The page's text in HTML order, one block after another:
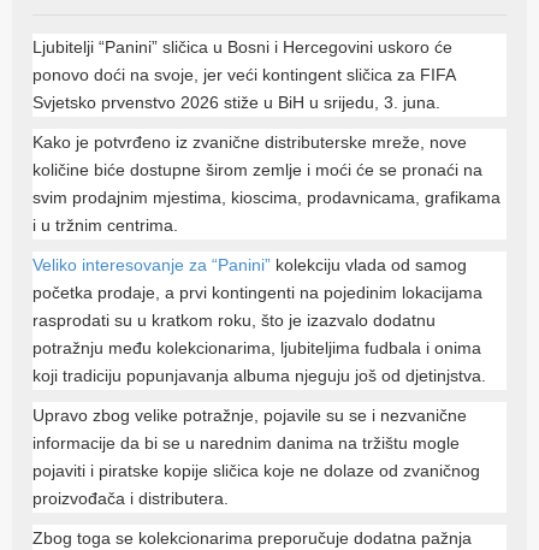
Ljubitelji “Panini” sličica u Bosni i Hercegovini uskoro će
ponovo doći na svoje, jer veći kontingent sličica za FIFA
Svjetsko prvenstvo 2026 stiže u BiH u srijedu, 3. juna.
Kako je potvrđeno iz zvanične distributerske mreže, nove
količine biće dostupne širom zemlje i moći će se pronaći na
svim prodajnim mjestima, kioscima, prodavnicama, grafikama
i u tržnim centrima.
Veliko interesovanje za “Panini” kolekciju vlada od samog
početka prodaje, a prvi kontingenti na pojedinim lokacijama
rasprodati su u kratkom roku, što je izazvalo dodatnu
potražnju među kolekcionarima, ljubiteljima fudbala i onima
koji tradiciju popunjavanja albuma njeguju još od djetinjstva.
Upravo zbog velike potražnje, pojavile su se i nezvanične
informacije da bi se u narednim danima na tržištu mogle
pojaviti i piratske kopije sličica koje ne dolaze od zvaničnog
proizvođača i distributera.
Zbog toga se kolekcionarima preporučuje dodatna pažnja